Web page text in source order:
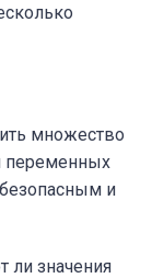
множество
переменных
и
ли значения